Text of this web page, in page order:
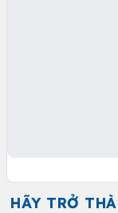
HÃY TRỞ